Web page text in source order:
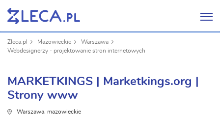
Zleca.pl Mazowieckie
Warszawa
Webdesignerzy - projektowanie stron internetowych
MARKETKINGS | Marketkings.org |
Strony www
Warszawa, mazowieckie